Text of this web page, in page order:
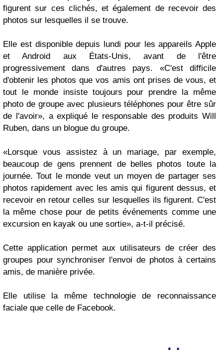
figurent sur ces clichés, et également de recevoir des
photos sur lesquelles il se trouve.
Elle est disponible depuis lundi pour les appareils Apple
et Android aux États-Unis, avant de l'être
progressivement dans d'autres pays. «C'est difficile
d'obtenir les photos que vos amis ont prises de vous, et
tout le monde insiste toujours pour prendre la même
photo de groupe avec plusieurs téléphones pour être sûr
de l'avoir», a expliqué le responsable des produits Will
Ruben, dans un blogue du groupe.
«Lorsque vous assistez à un mariage, par exemple,
beaucoup de gens prennent de belles photos toute la
journée. Tout le monde veut un moyen de partager ses
photos rapidement avec les amis qui figurent dessus, et
recevoir en retour celles sur lesquelles ils figurent. C'est
la même chose pour de petits événements comme une
excursion en kayak ou une sortie», a-t-il précisé.
Cette application permet aux utilisateurs de créer des
groupes pour synchroniser l'envoi de photos à certains
amis, de manière privée.
Elle utilise la même technologie de reconnaissance
faciale que celle de Facebook.